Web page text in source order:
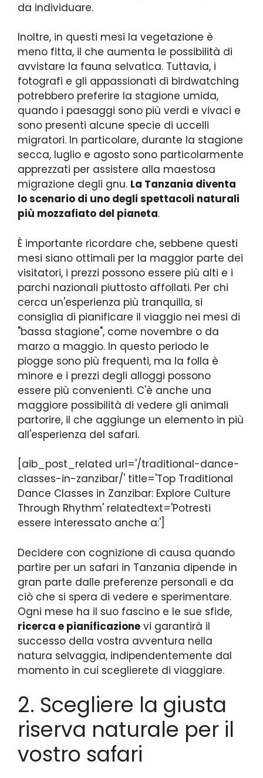
da individuare.
Inoltre, in questi mesi la vegetazione è
meno fitta, il che aumenta le possibilità di
avvistare la fauna selvatica. Tuttavia, i
fotografi e gli appassionati di birdwatching
potrebbero preferire la stagione umida,
quando i paesaggi sono più verdi e vivaci e
sono presenti alcune specie di uccelli
migratori. In particolare, durante la stagione
secca, luglio e agosto sono particolarmente
apprezzati per assistere alla maestosa
migrazione degli gnu. La Tanzania diventa
lo scenario di uno degli spettacoli naturali
più mozzafiato del pianeta.
È importante ricordare che, sebbene questi
mesi siano ottimali per la maggior parte dei
visitatori, i prezzi possono essere più alti e i
parchi nazionali piuttosto affollati. Per chi
cerca un'esperienza più tranquilla, si
consiglia di pianificare il viaggio nei mesi di
"bassa stagione", come novembre o da
marzo a maggio. In questo periodo le
piogge sono più frequenti, ma la folla è
minore e i prezzi degli alloggi possono
essere più convenienti. C'è anche una
maggiore possibilità di vedere gli animali
partorire, il che aggiunge un elemento in più
all'esperienza del safari.
[aib_post_related url='/traditional-dance-
classes-in-zanzibar/' title='Top Traditional
Dance Classes in Zanzibar: Explore Culture
Through Rhythm' relatedtext='Potresti
essere interessato anche a:']
Decidere con cognizione di causa quando
partire per un safari in Tanzania dipende in
gran parte dalle preferenze personali e da
ciò che si spera di vedere e sperimentare.
Ogni mese ha il suo fascino e le sue sfide,
ricerca e pianificazione vi garantirà il
successo della vostra avventura nella
natura selvaggia, indipendentemente dal
momento in cui sceglierete di viaggiare.
2. Scegliere la giusta
riserva naturale per il
vostro safari